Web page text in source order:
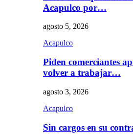
Acapulco por…
agosto 5, 2026
Acapulco
Piden comerciantes
volver a trabajar…
agosto 3, 2026
Acapulco
Sin cargos en su